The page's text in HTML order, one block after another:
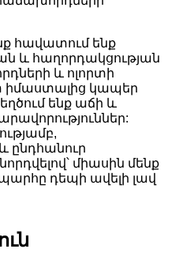
հավատում ենք
և հաղորդակցության
և ոլորտի
իմաստալից կապեր
ենք աճի և
ընդհանուր
միասին մենք
դեպի ավելի լավ